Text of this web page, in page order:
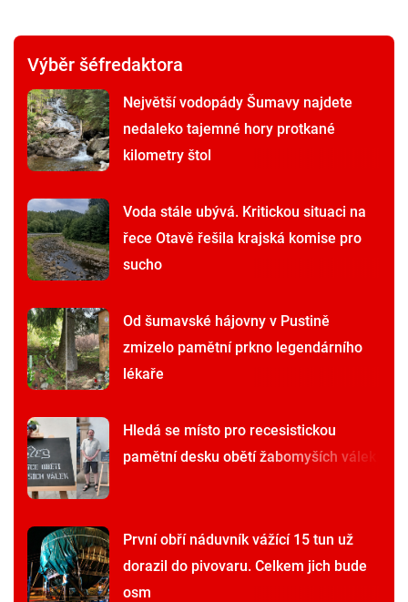
Výběr šéfredaktora
Největší vodopády Šumavy najdete
nedaleko tajemné hory protkané
kilometry štol
Voda stále ubývá. Kritickou situaci na
řece Otavě řešila krajská komise pro
sucho
Od šumavské hájovny v Pustině
zmizelo pamětní prkno legendárního
lékaře
Hledá se místo pro recesistickou
pamětní desku obětí žabomyších válek
První obří náduvník vážící 15 tun už
dorazil do pivovaru. Celkem jich bude
osm